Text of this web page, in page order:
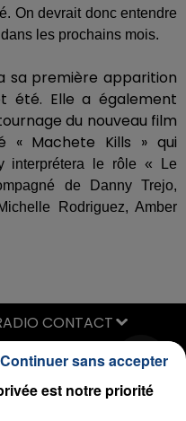
On devrait donc entendre
les prochains mois.
sa première apparition
été. Elle a également
du nouveau film
« Machete Kills » qui
interprétera le rôle « Le
de Danny Trejo,
Rodriguez, Amber
CONTACT
est notre priorité
Continuer sans accepter